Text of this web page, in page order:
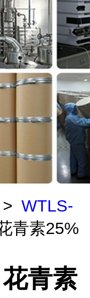
> WTLS-
青素25%
青素